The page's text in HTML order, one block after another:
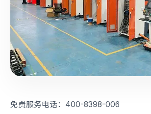
免费服务电话：400-8398-006